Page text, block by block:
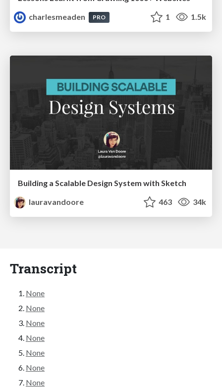
charlesmeaden
PRO 1 1.5k
Building a Scalable Design System with Sketch
lauravandoore
463 34k
Transcript
None
None
None
None
None
None
None